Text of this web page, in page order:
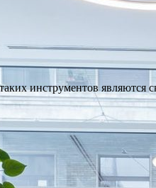
инструментов являются